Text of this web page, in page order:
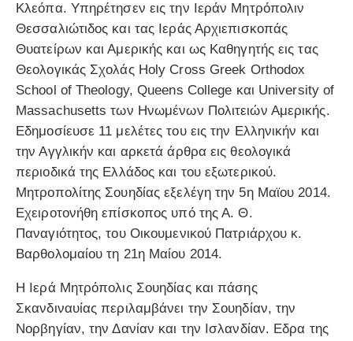
Κλεόπα. Υπηρέτησεν εις την Ιεράν Μητρόπολιν
Θεσσαλιώτιδος και τας Ιεράς Αρχιεπισκοπάς
Θυατείρων και Αμερικής και ως Kαθηγητής εις τας
Θεολογικάς Σχολάς Holy Cross Greek Orthodox
School of Theology, Queens College και University of
Massachusetts των Ηνωμένων Πολιτειών Αμερικής.
Εδημοσίευσε 11 μελέτες του εις την Ελληνικήν και
την Αγγλικήν και αρκετά άρθρα εις θεολογικά
περιοδικά της Ελλάδος και του εξωτερικού.
Μητροπολίτης Σουηδίας εξελέγη την 5η Μαϊου 2014.
Εχειροτονήθη επίσκοπος υπό της Α. Θ.
Παναγιότητος, του Οικουμενικού Πατριάρχου κ.
Βαρθολομαίου τη 21η Μαίου 2014.
Η Ιερά Μητρόπολις Σουηδίας και πάσης
Σκανδιναυίας περιλαμβάνει την Σουηδίαν, την
Νορβηγίαν, την Δανίαν και την Ισλανδίαν. Εδρα της